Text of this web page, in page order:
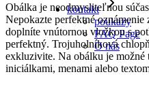
kontakt
poukazy
FAQ Page
O nás
Obálka je neodmysliteľnou
Nepokazte perfektné
doplníte vnútornou vložkou s
perfektný. Trojuholníková
exkluzivite. Na obálku je možné
iniciálkami, menami alebo